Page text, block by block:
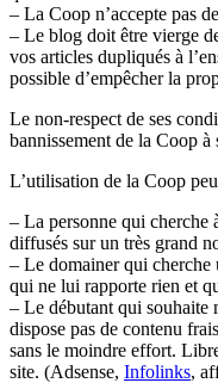
– La Coop n’accepte pas
– Le blog doit être vierge
vos articles dupliqués à
possible d’empêcher la
Le non-respect de ses
bannissement de la Coop à
L’utilisation de la Coop
– La personne qui cherche
diffusés sur un très grand
– Le domainer qui cherche
qui ne lui rapporte rien et
– Le débutant qui souhaite
dispose pas de contenu
sans le moindre effort.
site. (Adsense, Infolinks,